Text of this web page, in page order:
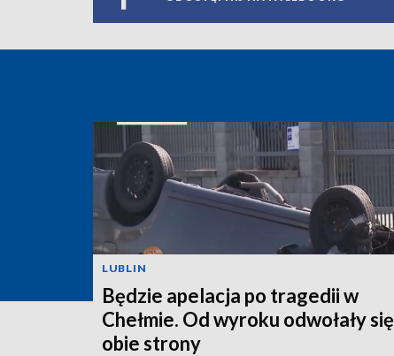
LUBLIN
Będzie apelacja po tragedii w
Chełmie. Od wyroku odwołały się
obie strony